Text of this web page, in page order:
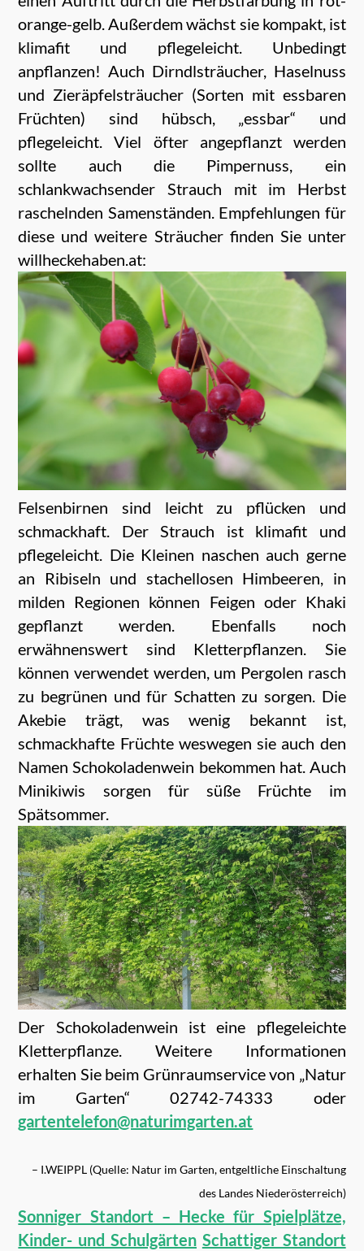
orange-gelb. Außerdem wächst sie kompakt, ist
klimafit und pflegeleicht. Unbedingt
anpflanzen! Auch Dirndlsträucher, Haselnuss
und Zieräpfelsträucher (Sorten mit essbaren
Früchten) sind hübsch, „essbar“ und
pflegeleicht. Viel öfter angepflanzt werden
sollte auch die Pimpernuss, ein
schlankwachsender Strauch mit im Herbst
raschelnden Samenständen. Empfehlungen für
diese und weitere Sträucher finden Sie unter
willheckehaben.at:
Felsenbirnen sind leicht zu pflücken und
schmackhaft. Der Strauch ist klimafit und
pflegeleicht. Die Kleinen naschen auch gerne
an Ribiseln und stachellosen Himbeeren, in
milden Regionen können Feigen oder Khaki
gepflanzt werden. Ebenfalls noch
erwähnenswert sind Kletterpflanzen. Sie
können verwendet werden, um Pergolen rasch
zu begrünen und für Schatten zu sorgen. Die
Akebie trägt, was wenig bekannt ist,
schmackhafte Früchte weswegen sie auch den
Namen Schokoladenwein bekommen hat. Auch
Minikiwis sorgen für süße Früchte im
Spätsommer.
Der Schokoladenwein ist eine pflegeleichte
Kletterpflanze. Weitere Informationen
erhalten Sie beim Grünraumservice von „Natur
im Garten“ 02742-74333 oder
gartentelefon@naturimgarten.at
– I.WEIPPL (Quelle: Natur im Garten, entgeltliche Einschaltung
des Landes Niederösterreich)
Sonniger Standort – Hecke für Spielplätze,
Kinder- und Schulgärten Schattiger Standort